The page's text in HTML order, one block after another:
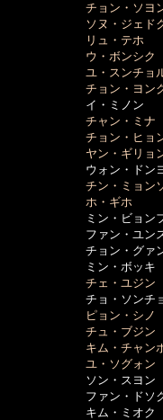
チョン・ソヨ
ソヌ・ジェド
リュ・テホ →
ウ・ボンシク
ユ・スンチョ
チョン・ヨン
　　　イ・ミノン　
チャン・ミナ
チョン・ヒョ
ヤン・ギリョ
　　　ウォン・ドン
チン・ミョン
ホ・ギホ →
　　　ミン・ビョン
　　　ファン・ユン
　　　チョン・グァ
　　　ミン・ボッキ
チェ・ユジン
　　　チョ・ソンチ
ピョン・シノ
チュ・ブジン
キム・チャン
ユ・ソグォン
　　　ソン・スヨン
　　　ファン・ドソ
　　　キム・ミオク